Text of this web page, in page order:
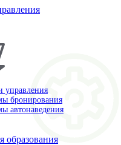
управления
бронирования
автонаведения
образования